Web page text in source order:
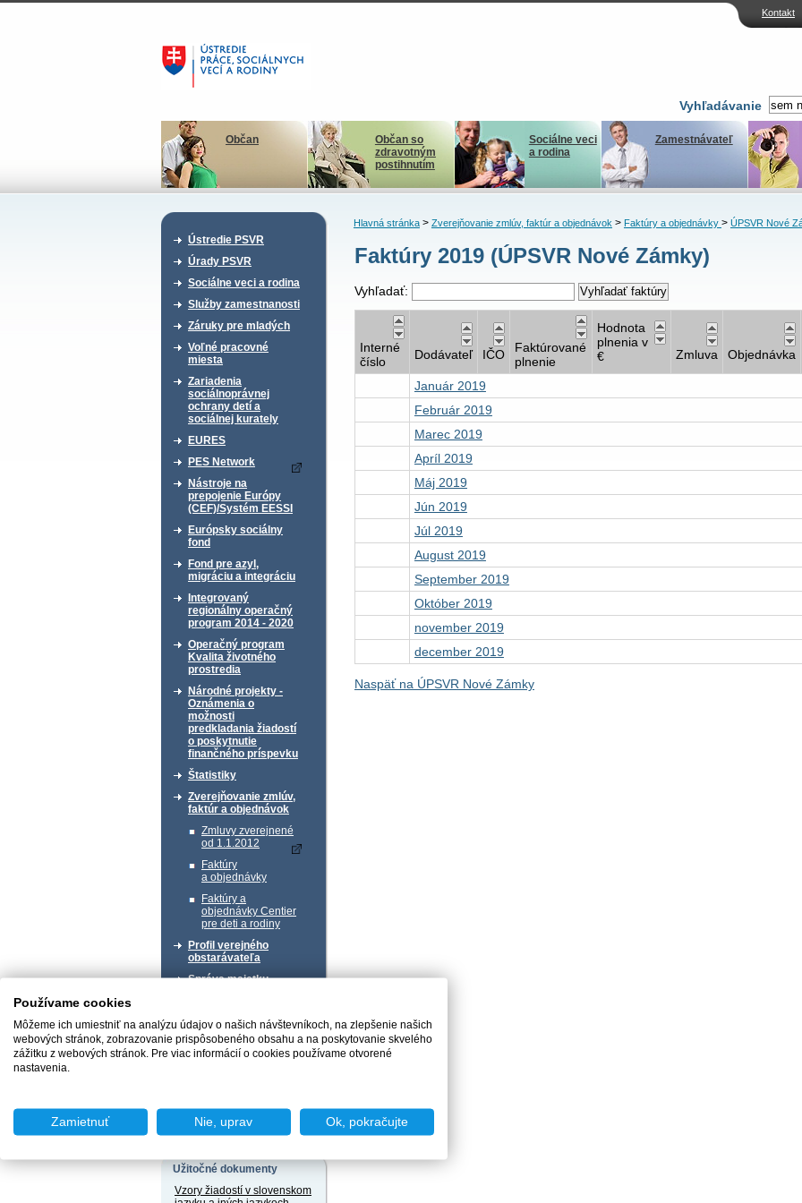
Kontakt
Vyhľadávanie
Občan
Občan so
zdravotným
postihnutím
Sociálne veci
a rodina
Zamestnávateľ
Ústredie PSVR
Úrady PSVR
Sociálne veci a rodina
Služby zamestnanosti
Záruky pre mladých
Voľné pracovné
miesta
Zariadenia
sociálnoprávnej
ochrany detí a
sociálnej kurately
EURES
PES Network
Nástroje na
prepojenie Európy
(CEF)/Systém EESSI
Európsky sociálny
fond
Fond pre azyl,
migráciu a integráciu
Integrovaný
regionálny operačný
program 2014 - 2020
Operačný program
Kvalita životného
prostredia
Národné projekty -
Oznámenia o
možnosti
predkladania žiadostí
o poskytnutie
finančného príspevku
Štatistiky
Zverejňovanie zmlúv,
faktúr a objednávok
Zmluvy zverejnené
od 1.1.2012
Faktúry
a objednávky
Faktúry a
objednávky Centier
pre deti a rodiny
Profil verejného
obstarávateľa
Správa majetku
Chcem podať podnet
Užitočné dokumenty
Vzory žiadostí v slovenskom
Hlavná stránka> Zverejňovanie zmlúv, faktúr a objednávok> Faktúry a objednávky > ÚPSVR Nové
Faktúry 2019 (ÚPSVR Nové Zámky)
Vyhľadať:
Interné
číslo
Dodávateľ IČO
Faktúrované
plnenie
Hodnota
plnenia v
€
Zmluva Objednávka
Január 2019
Február 2019
Marec 2019
Apríl 2019
Máj 2019
Jún 2019
Júl 2019
August 2019
September 2019
Október 2019
november 2019
december 2019
Naspäť na ÚPSVR Nové Zámky
Používame cookies
Môžeme ich umiestniť na analýzu údajov o našich návštevníkoch, na zlepšenie našich
webových stránok, zobrazovanie prispôsobeného obsahu a na poskytovanie skvelého
zážitku z webových stránok. Pre viac informácií o cookies používame otvorené
nastavenia.
Zamietnuť Nie, uprav Ok, pokračujte